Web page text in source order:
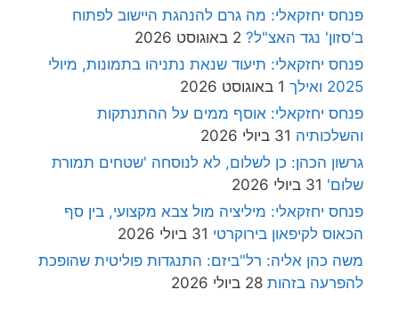
פנחס יחזקאלי: מה גרם להנהגת היישוב לפתוח
ב'סזון' נגד האצ"ל? 2 באוגוסט 2026
פנחס יחזקאלי: תיעוד שנאת נתניהו בתמונות, מיולי
2025 ואילך
1 באוגוסט 2026
פנחס יחזקאלי: אוסף ממים על ההתנתקות
והשלכותיה 31 ביולי 2026
גרשון הכהן: כן לשלום, לא לנוסחה 'שטחים תמורת
שלום' 31 ביולי 2026
פנחס יחזקאלי: מיליציה מול צבא מקצועי, בין סף
הכאוס לקיפאון בירוקרטי 31 ביולי 2026
משה כהן אליה: רל"ביזם: התנגדות פוליטית שהופכת
להפרעה בזהות 28 ביולי 2026